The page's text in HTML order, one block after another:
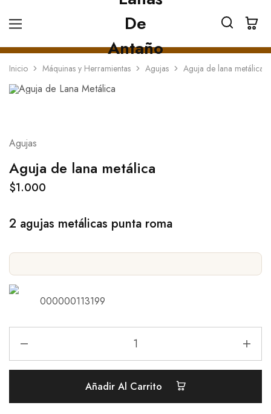
Inicio Máquinas y Herramientas Agujas Aguja de lana metálica
Agujas
Aguja de lana metálica
$1.000
2 agujas metálicas punta roma
000000113199
Añadir Al Carrito